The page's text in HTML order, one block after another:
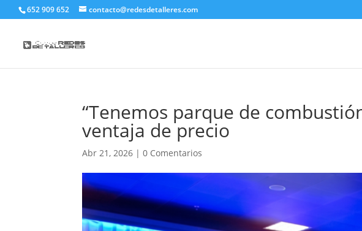
652 909 652 contacto@redesdetalleres.com
“Tenemos parque de
ventaja de precio
Abr 21, 2026 |0 Comentarios